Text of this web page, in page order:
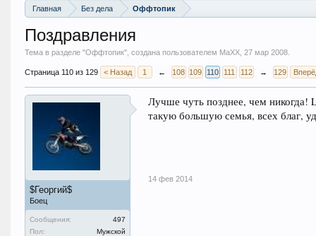
Главная Без дела Оффтопик
Поздравления
Тема в разделе "Оффтопик", создана пользователем MaXX, 27 мар 2008.
Страница 110 из 129 < Назад 1 ← 108 109 110 111 112 → 129
$Георгий$
Боец
Сообщения:
497
Пол:
Мужской
Лучше чуть позднее, чем
такую большую семья, всех благ,
14 фев 2014